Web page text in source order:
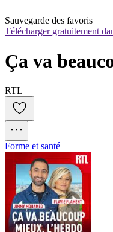
Sauvegarde des favoris
Télécharger gratuitement
Ça va
RTL
Forme et santé